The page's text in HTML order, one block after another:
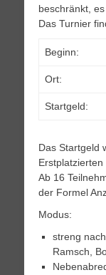
beschränkt,
Das Turnier
Beginn:
Ort:
Startgeld:
Das Startgeld
Erstplatzierten
Ab 16
der Formel
Modus:
streng nach
Ramsch,